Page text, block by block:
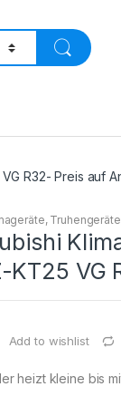
R32- Preis auf
, Truhengeräte
KT25 VG
Add to wishlist
heizt kleine bis